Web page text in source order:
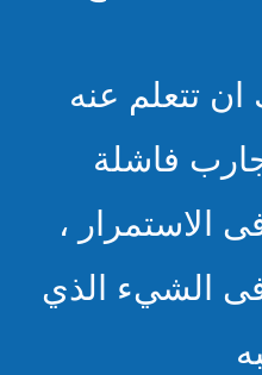
فاشلة
الاستمرار ،
الشيء الذي